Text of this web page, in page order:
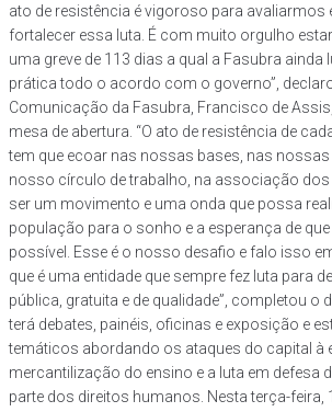
ato de resistência é vigoroso para avaliarmos
fortalecer essa luta. É com muito orgulho
uma greve de 113 dias a qual a Fasubra
prática todo o acordo com o governo”,
Comunicação da Fasubra, Francisco de
mesa de abertura. “O ato de resistência de
tem que ecoar nas nossas bases, nas nossas
nosso círculo de trabalho, na associação
ser um movimento e uma onda que possa
população para o sonho e a esperança de
possível. Esse é o nosso desafio e falo isso
que é uma entidade que sempre fez luta para
pública, gratuita e de qualidade”, completou o
terá debates, painéis, oficinas e exposição e
temáticos abordando os ataques do capital à
mercantilização do ensino e a luta em defesa
parte dos direitos humanos. Nesta terça-feira,